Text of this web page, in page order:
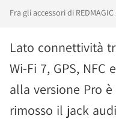
Fra gli accessori di
Lato connettività
Wi-Fi 7, GPS,
alla versione Pro
rimosso il jack